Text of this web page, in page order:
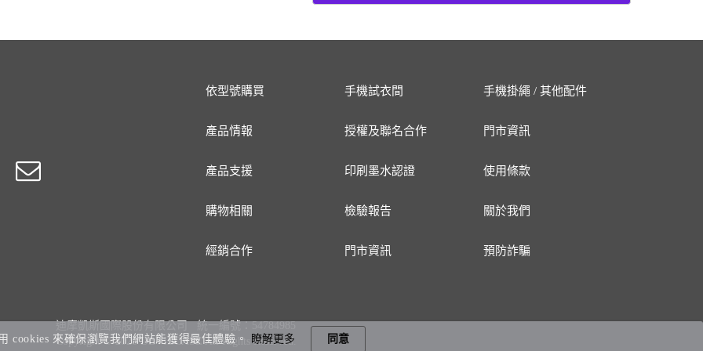
依型號購買 手機試衣間 手機掛繩 / 其他配件
產品情報 授權及聯名合作 門市資訊
產品支援 印刷墨水認證 使用條款
購物相關 檢驗報告 關於我們
經銷合作 門市資訊 預防詐騙
Copyright © 2026 DEVILCASE All Rights Reserved.
cookies 來確保瀏覽我們網站能獲得最佳體驗。 瞭解更多 同意